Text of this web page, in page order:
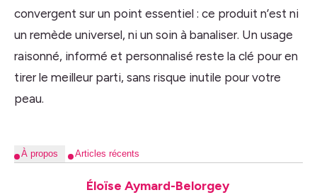
convergent sur un point essentiel : ce produit n’est ni
un remède universel, ni un soin à banaliser. Un usage
raisonné, informé et personnalisé reste la clé pour en
tirer le meilleur parti, sans risque inutile pour votre
peau.
À propos Articles récents
Éloïse Aymard-Belorgey